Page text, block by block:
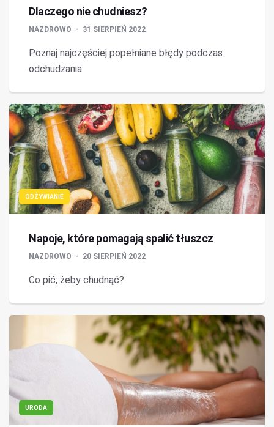
Dlaczego nie chudniesz?
NAZDROWO 31 SIERPIEŃ 2022
Poznaj najczęściej popełniane błędy podczas
odchudzania.
ODŻYWIANIE
Napoje, które pomagają spalić tłuszcz
NAZDROWO 20 SIERPIEŃ 2022
Co pić, żeby chudnąć?
URODA